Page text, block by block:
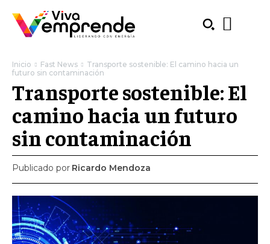
SUBSCRIBE
Inicio Fast News
Transporte sostenible: El camino hacia un
futuro sin contaminación
Transporte sostenible: El
camino hacia un futuro
sin contaminación
Publicado por Ricardo Mendoza